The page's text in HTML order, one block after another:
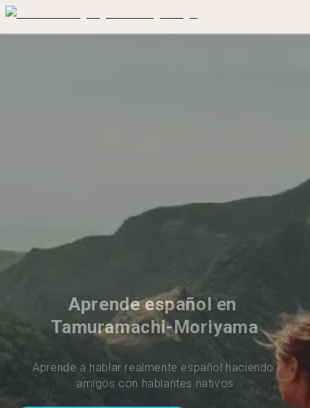
Aprende español en
Tamuramachi-Moriyama
Aprende a hablar realmente español haciendo
amigos con hablantes nativos